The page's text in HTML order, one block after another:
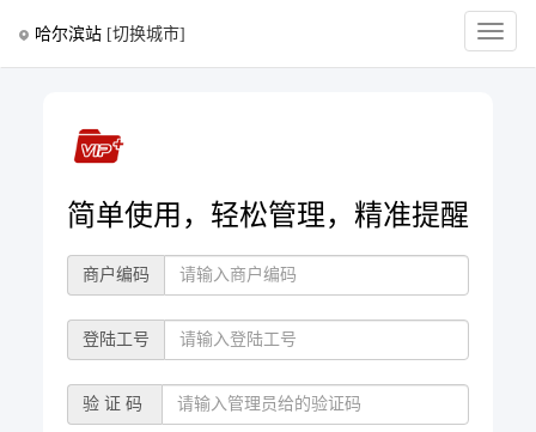
哈尔滨站 [切换城市]
Toggle
简单使用，轻松管理，精准提醒
商户编码
登陆工号
验 证 码